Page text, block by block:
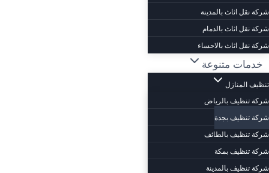
شركة نقل اثاث بالمدينة
شركة نقل اثاث بالدمام
شركة نقل اثاث بالاحساء
خدمات متنوعة
تنظيف المنازل
شركة تنظيف بالرياض
شركة تنظيف بجدة
شركة تنظيف بالطائف
شركة تنظيف بمكة
شركة تنظيف بالمدينة